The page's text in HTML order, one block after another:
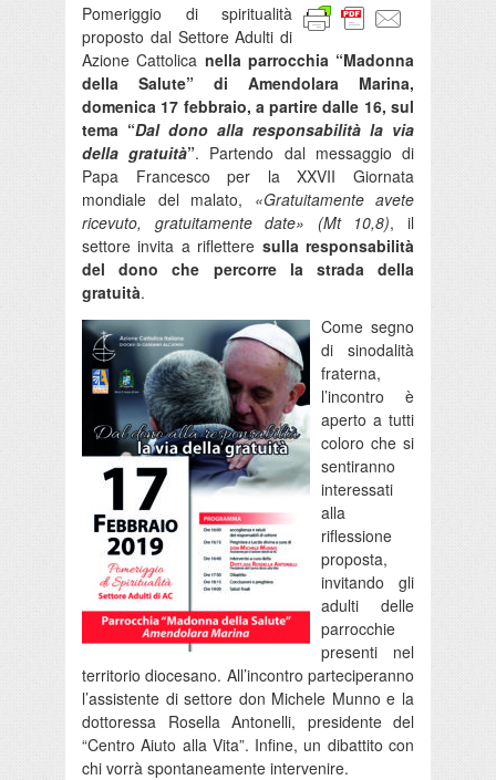
Pomeriggio di spiritualità
proposto dal Settore Adulti di
Azione Cattolica nella parrocchia “Madonna
della Salute” di Amendolara Marina,
domenica 17 febbraio, a partire dalle 16, sul
tema “Dal dono alla responsabilità la via
della gratuità”. Partendo dal messaggio di
Papa Francesco per la XXVII Giornata
mondiale del malato, «Gratuitamente avete
ricevuto, gratuitamente date» (Mt 10,8), il
settore invita a riflettere sulla responsabilità
del dono che percorre la strada della
gratuità.
Come segno
di sinodalità
fraterna,
l’incontro è
aperto a tutti
coloro che si
sentiranno
interessati
alla
riflessione
proposta,
invitando gli
adulti delle
parrocchie
presenti nel
territorio diocesano. All’incontro parteciperanno
l’assistente di settore don Michele Munno e la
dottoressa Rosella Antonelli, presidente del
“Centro Aiuto alla Vita”. Infine, un dibattito con
chi vorrà spontaneamente intervenire.